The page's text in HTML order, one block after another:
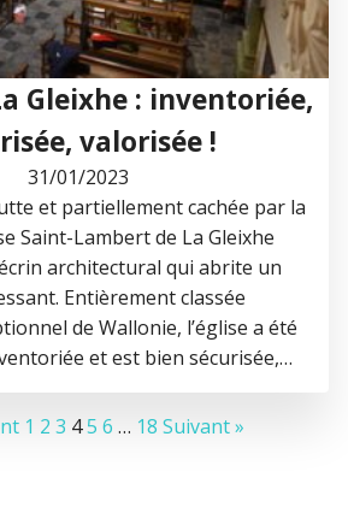
Gleixhe : inventoriée,
valorisée !
31/01/2023
et partiellement cachée par la
Saint-Lambert de La Gleixhe
architectural qui abrite un
Entièrement classée
de Wallonie, l’église a été
et est bien sécurisée,…
1 2 3 4 5 6 … 18 Suivant »